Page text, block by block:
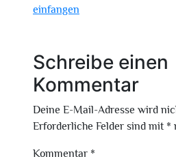
einfangen
Schreibe einen
Kommentar
Deine E-Mail-Adresse wird
Erforderliche Felder sind mit *
Kommentar *